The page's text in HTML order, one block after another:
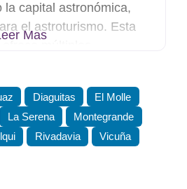
la capital astronómica,
el astroturismo. Esta
hasta caminatas al
es el lugar perfecto
y
Mas
Diaguitas
El Molle
La Serena
Montegrande
Rivadavia Vicuña